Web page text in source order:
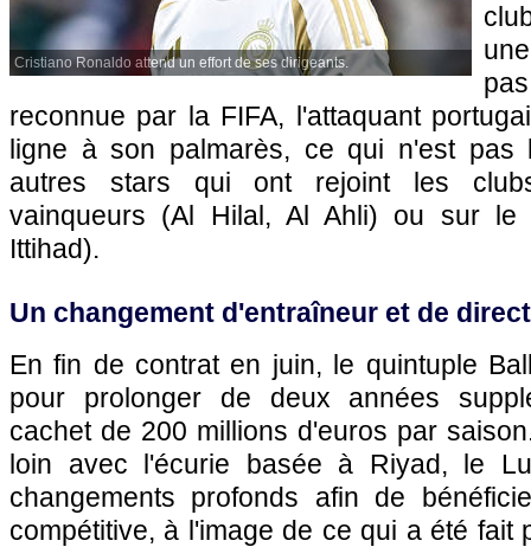
Cristiano Ronaldo attend un effort de ses dirigeants.
reconnue par la FIFA, l'attaquant
ligne à son palmarès, ce qui n'est
autres stars qui ont rejoint les
vainqueurs (Al Hilal, Al Ahli) ou sur le
Ittihad).
Un changement d'entraîneur et de
En fin de contrat en juin, le quintuple
pour prolonger de deux années
cachet de 200 millions d'euros par
loin avec l'écurie basée à Riyad, le
changements profonds afin de
compétitive, à l'image de ce qui a été fait